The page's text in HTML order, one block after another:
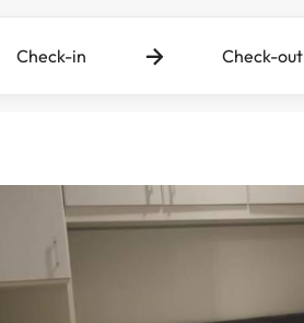
Check-in Check-out